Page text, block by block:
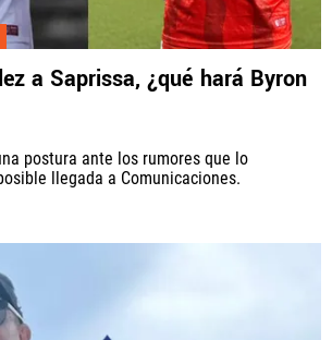
a Saprissa, ¿qué hará Byron
postura ante los rumores que lo
llegada a Comunicaciones.